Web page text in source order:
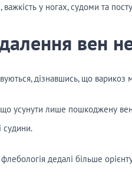
важкість у ногах, судоми та
вен
дізнавшись, що
усунути лише пошкоджену
судини.
дедалі більше